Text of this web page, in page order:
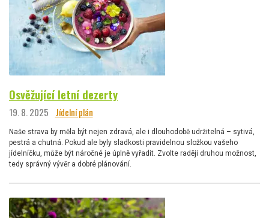
Osvěžující letní dezerty
19. 8. 2025 Jídelní plán
Naše strava by měla být nejen zdravá, ale i dlouhodobě udržitelná – sytivá,
pestrá a chutná. Pokud ale byly sladkosti pravidelnou složkou vašeho
jídelníčku, může být náročné je úplně vyřadit. Zvolte raději druhou možnost,
tedy správný vývěr a dobré plánování.